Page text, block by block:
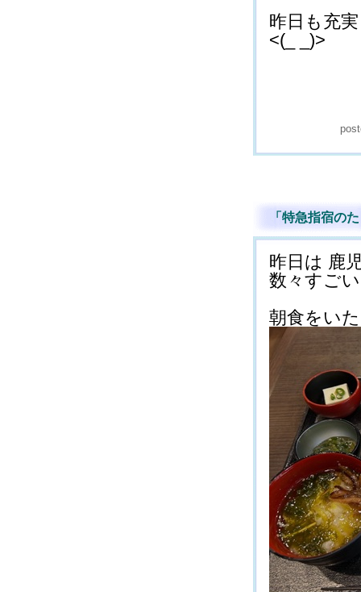
昨日も充
<(_ _)>
「特急指宿の
昨日は 鹿
数々すご
朝食をい